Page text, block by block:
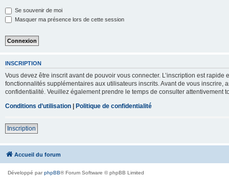
Se souvenir de moi
Masquer ma présence lors de cette session
INSCRIPTION
Vous devez être inscrit avant de pouvoir vous connecter. L’inscription est
fonctionnalités supplémentaires aux utilisateurs inscrits. Avant de vous inscrire,
confidentialité. Veuillez également prendre le temps de consulter attentivement
Conditions d’utilisation | Politique de confidentialité
Inscription
Accueil du forum
Développé parphpBB® Forum Software © phpBB Limited